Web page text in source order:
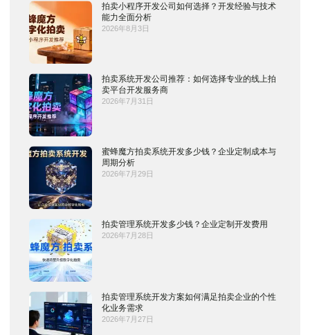
拍卖小程序开发公司如何选择？开发经验与技术
能力全面分析
2026年8月3日
拍卖系统开发公司推荐：如何选择专业的线上拍
卖平台开发服务商
2026年7月31日
蜜蜂魔方拍卖系统开发多少钱？企业定制成本与
周期分析
2026年7月29日
拍卖管理系统开发多少钱？企业定制开发费用
2026年7月28日
拍卖管理系统开发方案如何满足拍卖企业的个性
化业务需求
2026年7月27日